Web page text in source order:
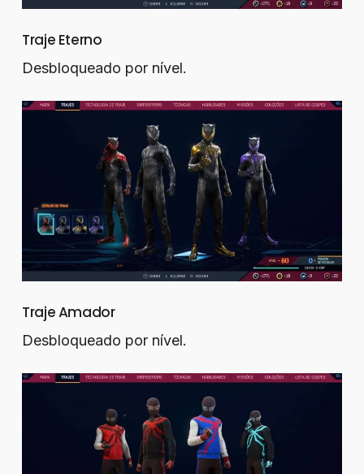
Traje Eterno
Desbloqueado por nível.
Traje Amador
Desbloqueado por nível.